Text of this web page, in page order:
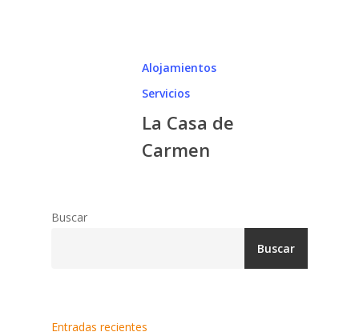
Alojamientos
Servicios
La Casa de
Carmen
Buscar
Buscar
Entradas recientes